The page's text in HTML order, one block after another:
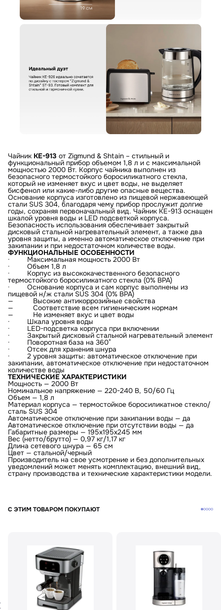
Чайник KE-913 от Zigmund & Shtain – стильный и
функциональный прибор объемом 1,8 л и с максимальной
мощностью 2000 Вт. Корпус чайника выполнен из
безопасного термостойкого боросиликатного стекла,
который не изменяет вкус и цвет воды, не выделяет
бисфенол или какие-либо другие опасные вещества.
Основание корпуса изготовлено из пищевой нержавеющей
стали SUS 304, благодаря чему прибор прослужит долгие
годы, сохраняя первоначальный вид. Чайник KE-913 оснащен
шкалой уровня воды и LED подсветкой корпуса.
Безопасность использования обеспечивает закрытый
дисковый стальной нагревательный элемент, а также два
уровня защиты, а именно автоматическое отключение при
закипании и при недостаточном количестве воды.
ФУНКЦИОНАЛЬНЫЕ ОСОБЕННОСТИ
· Максимальная мощность 2000 Вт
· Объем 1,8 л
· Корпус из высококачественного безопасного
термостойкого боросиликатного стекла (0% BPA)
· Основание корпуса и сам корпус выполнены из
пищевой н/ж стали SUS 304 (0% BPA)
— Высокие антикоррозийные свойства
— Соответствие всем гигиеническим нормам
— Не изменяет вкус и цвет воды
· Шкала уровня воды
· LED-подсветка корпуса при включении
· Закрытый дисковый стальной нагревательный элемент
· Поворотная база на 360°
· Отсек для хранения шнура
· 2 уровня защиты: автоматическое отключение при
закипании, автоматическое отключение при недостаточном
количестве воды
ТЕХНИЧЕСКИЕ ХАРАКТЕРИСТИКИ
Мощность — 2000 Вт
Номинальное напряжение — 220-240 В, 50/60 Гц
Объем — 1,8 л
Материал корпуса — термостойкое боросиликатное стекло/
сталь SUS 304
Автоматическое отключение при закипании воды — да
Автоматическое отключение при отсутствии воды — да
Габаритные размеры — 195х195х245 мм
Вес (нетто/брутто) — 0,97 кг/1,17 кг
Длина сетевого шнура — 65 см
Цвет — стальной/черный
Производитель на свое усмотрение и без дополнительных
уведомлений может менять комплектацию, внешний вид,
страну производства и технические характеристики модели.
С ЭТИМ ТОВАРОМ ПОКУПАЮТ
Электрический чайник Zigmund & Shtain KE-913
Ваше имя
Артикул:
Загрузить фото
Отправить отзыв
С условиями "Пользовательского соглашения" ознакомлен